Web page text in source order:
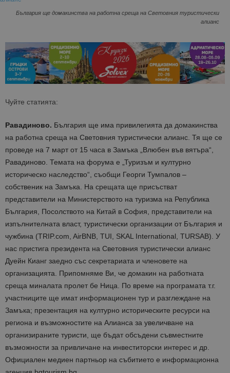
България ще домакинства на работна среща на Световния туристически
алианс
Чуйте статията:
Равадиново. България ще има привилегията да домакинства
на работна среща на Световния туристически алианс. Тя ще се
проведе на 7 март от 15 часа в Замъка „Влюбен във вятъра“,
Равадиново. Темата на форума е „Туризъм и културно
историческо наследство“, съобщи Георги Тумпалов –
собственик на Замъка. На срещата ще присъстват
представители на Министерството на туризма на Република
България, Посолството на Китай в София, представители на
изпълнителната власт, туристически организации от България и
чужбина (TRIP.com, AirBNB, TUI, SKAL International, TURSAB). У
нас пристига президента на Световния туристически алианс
Дуейн Кианг заедно със секретариата и членовете на
организацията. Припомняме Ви, че домакин на работната
среща миналата пролет бе Ница. По време на програмата т.г.
участниците ще имат информационен тур и разглеждане на
Замъка; презентация на културно историческите ресурси на
региона и възможностите на Алианса за увеличване на
организираните туристи, ще бъдат обсъдени съвместните
възможности за привличане на инвеститорски интерес и др.
Официален медиен партньор на събитието е информационна